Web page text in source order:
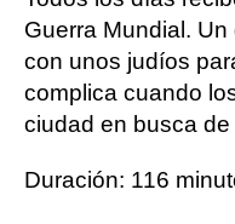
Guerra Mundial.
con unos judíos
complica cuando
ciudad en busca
Duración: 116